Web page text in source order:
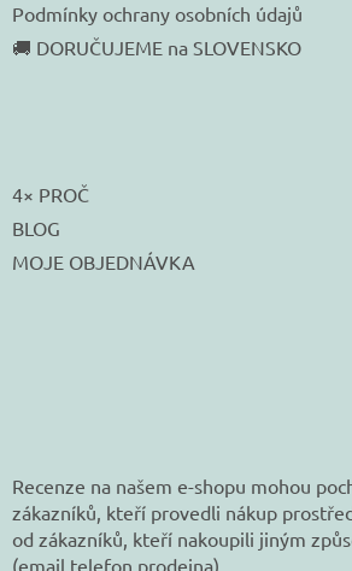
Podmínky ochrany osobních údajů
🚚 DORUČUJEME na SLOVENSKO
4× PROČ
BLOG
MOJE OBJEDNÁVKA
Recenze na našem e-shopu mohou
zákazníků, kteří provedli nákup
od zákazníků, kteří nakoupili jiným
(email,telefon,prodejna).